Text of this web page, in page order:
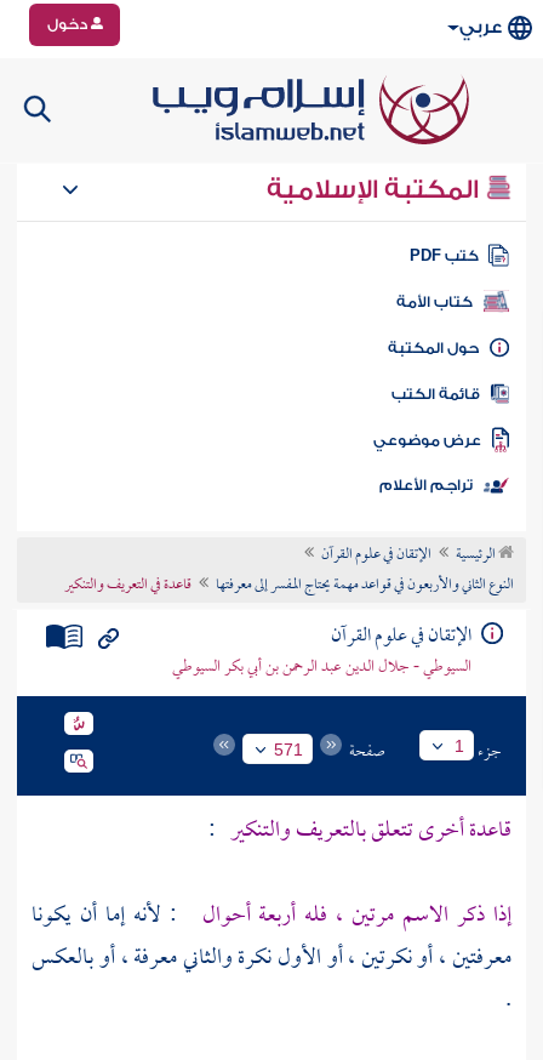
عربي دخول
المكتبة الإسلامية
كتب PDF
كتاب الأمة
المكتبة
الكتب
موضوعي
تراجم الأعلام
الرئيسية
الإتقان في علوم القرآن
النوع الثاني والأربعون في قواعد مهمة يحتاج المفسر إلى معرفتها
قاعدة في التعريف والتنكير
الإتقان في علوم القرآن
السيوطي - جلال الدين عبد الرحمن بن أبي بكر السيوطي
جزء 1 صفحة 571
قاعدة أخرى تتعلق بالتعريف والتنكير :
إذا ذكر الاسم مرتين ، فله أربعة أحوال
: لأنه إما أن يكونا
معرفتين ، أو نكرتين ، أو الأول نكرة والثاني معرفة ، أو بالعكس
.